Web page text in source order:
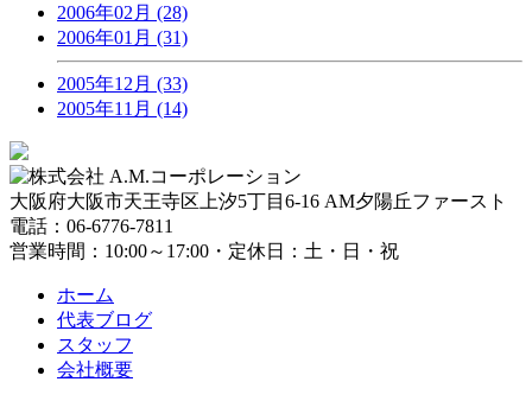
2006年02月 (28)
2006年01月 (31)
2005年12月 (33)
2005年11月 (14)
大阪府大阪市天王寺区上汐5丁目6-16 AM夕陽丘ファースト
電話：06-6776-7811
営業時間：10:00～17:00・定休日：土・日・祝
ホーム
代表ブログ
スタッフ
会社概要